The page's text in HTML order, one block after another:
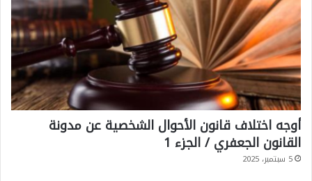
أوجه اختلاف قانون الأحوال الشخصية عن مدونة
القانون الجعفري / الجزء 1
5 سبتمبر، 2025